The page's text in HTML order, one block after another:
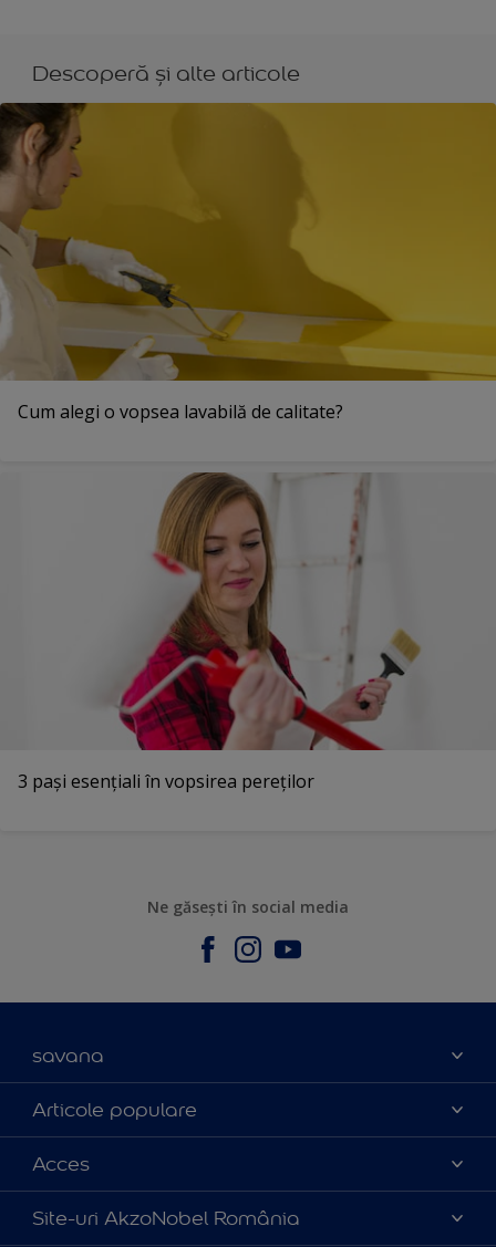
Descoperă și alte articole
Cum alegi o vopsea lavabilă de calitate?
3 paşi esenţiali în vopsirea pereților
Ne găsești în social media
savana
Contact
Parteneri
Certificări
Articole populare
Culoarea anului 2025
Produse
Sfaturi utile
Acces
Politica de cookies
Termeni și condiții
Site-uri AkzoNobel România